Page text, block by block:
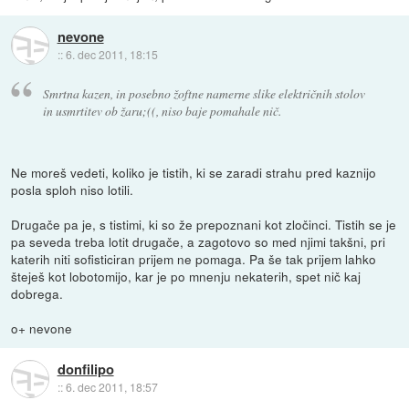
nevone
::6. dec 2011, 18:15
Smrtna kazen, in posebno žoftne namerne slike električnih stolov
in usmrtitev ob žaru;((, niso baje pomahale nič.
Ne moreš vedeti, koliko je tistih, ki se zaradi strahu pred kaznijo
posla sploh niso lotili.
Drugače pa je, s tistimi, ki so že prepoznani kot zločinci. Tistih se je
pa seveda treba lotit drugače, a zagotovo so med njimi takšni, pri
katerih niti sofisticiran prijem ne pomaga. Pa še tak prijem lahko
šteješ kot lobotomijo, kar je po mnenju nekaterih, spet nič kaj
dobrega.
o+ nevone
donfilipo
::6. dec 2011, 18:57